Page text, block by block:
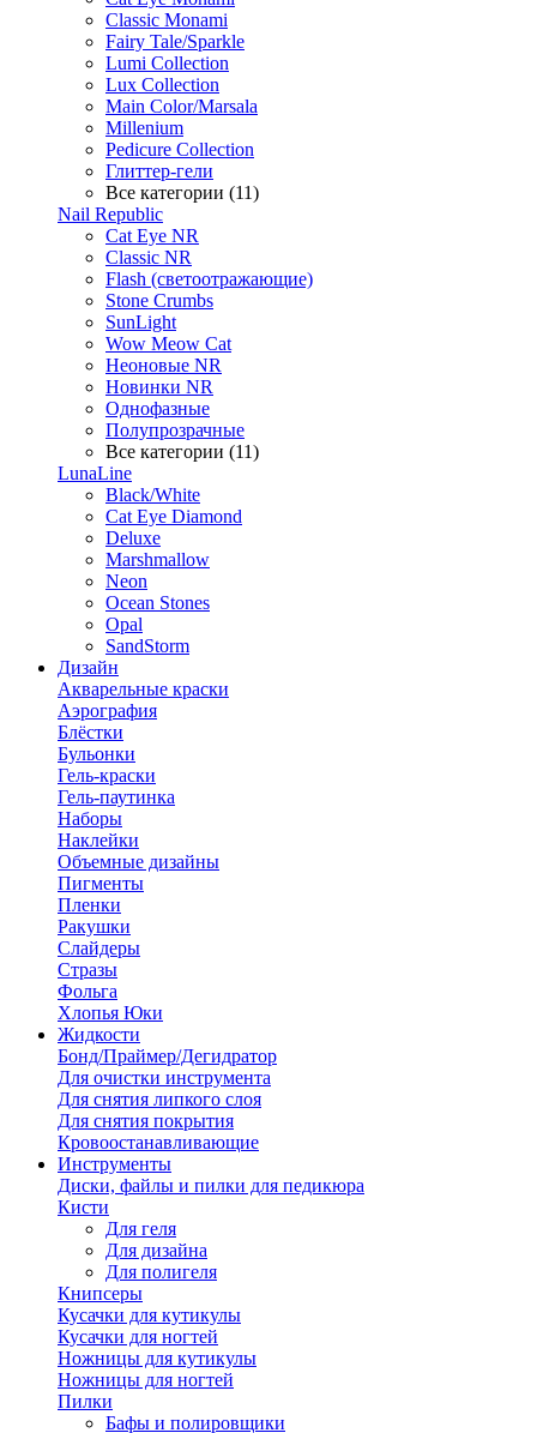
Classic Monami
Fairy Tale/Sparkle
Lumi Collection
Lux Collection
Main Color/Marsala
Millenium
Pedicure Collection
Глиттер-гели
Все категории (11)
Nail Republic
Cat Eye NR
Classic NR
Flash (светоотражающие)
Stone Crumbs
SunLight
Wow Meow Cat
Неоновые NR
Новинки NR
Однофазные
Полупрозрачные
Все категории (11)
LunaLine
Black/White
Cat Eye Diamond
Deluxe
Marshmallow
Neon
Ocean Stones
Opal
SandStorm
Дизайн
Акварельные краски
Аэрография
Блёстки
Бульонки
Гель-краски
Гель-паутинка
Наборы
Наклейки
Объемные дизайны
Пигменты
Пленки
Ракушки
Слайдеры
Стразы
Фольга
Хлопья Юки
Жидкости
Бонд/Праймер/Дегидратор
Для очистки инструмента
Для снятия липкого слоя
Для снятия покрытия
Кровоостанавливающие
Инструменты
Диски, файлы и пилки для педикюра
Кисти
Для геля
Для дизайна
Для полигеля
Книпсеры
Кусачки для кутикулы
Кусачки для ногтей
Ножницы для кутикулы
Ножницы для ногтей
Пилки
Бафы и полировщики